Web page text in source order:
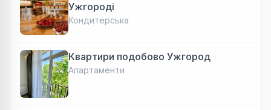
Ужгороді
Кондитерська
Квартири подобово Ужгород
Апартаменти